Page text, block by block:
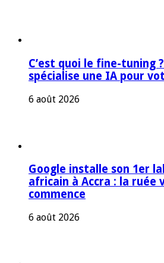
C’est quoi le fine-tuning
spécialise une IA pour
6 août 2026
Google installe son 1er
africain à Accra : la ruée
commence
6 août 2026